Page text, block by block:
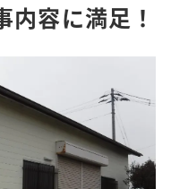
容に満足！